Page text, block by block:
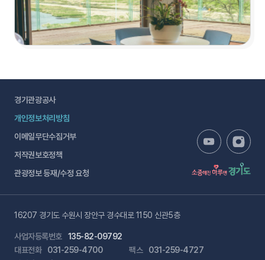
경기관광공사
개인정보처리방침
이메일무단수집거부
저작권보호정책
관광정보 등재/수정 요청
16207 경기도 수원시 장안구 경수대로 1150 신관5층
사업자등록번호
135-82-09792
대표전화
031-259-4700 팩스
031-259-4727